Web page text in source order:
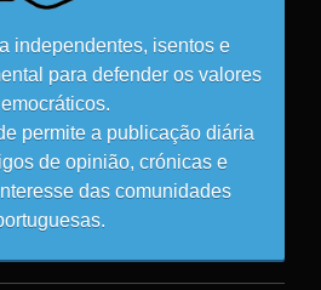
independentes, isentos e
para defender os valores
permite a publicação diária
de opinião, crónicas e
das comunidades